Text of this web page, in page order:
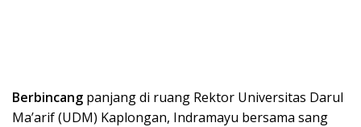
Berbincang panjang di ruang Rektor Universitas Darul
Ma’arif (UDM) Kaplongan, Indramayu bersama sang